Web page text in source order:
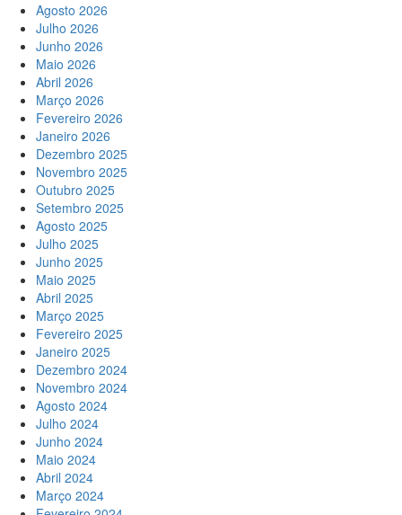
Agosto 2026
Julho 2026
Junho 2026
Maio 2026
Abril 2026
Março 2026
Fevereiro 2026
Janeiro 2026
Dezembro 2025
Novembro 2025
Outubro 2025
Setembro 2025
Agosto 2025
Julho 2025
Junho 2025
Maio 2025
Abril 2025
Março 2025
Fevereiro 2025
Janeiro 2025
Dezembro 2024
Novembro 2024
Agosto 2024
Julho 2024
Junho 2024
Maio 2024
Abril 2024
Março 2024